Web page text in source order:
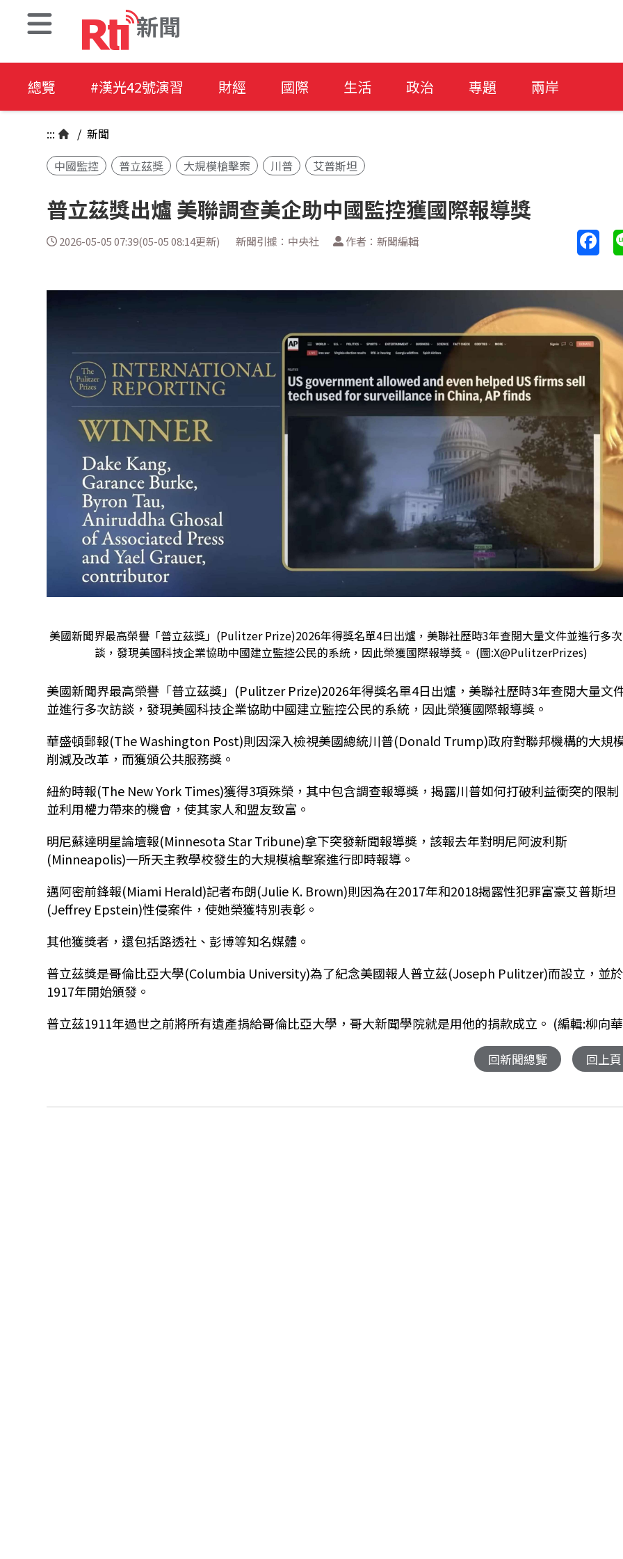
新聞
總覽 #漢光42號演習 財經 國際 生活 政治 專題 兩岸
::: / 新聞
中國監控
普立茲獎 大規模槍擊案 川普 艾普斯坦
普立茲獎出爐 美聯調查美企助中國監控獲國際報導獎
2026-05-05 07:39(05-05 08:14更新) 新聞引據：中央社 作者：新聞編輯
美國新聞界最高榮譽「普立茲獎」(Pulitzer Prize)2026年得獎名單4日出爐，美聯社歷時3年查閱大量文件並進行多
談，發現美國科技企業協助中國建立監控公民的系統，因此榮獲國際報導獎。 (圖:X@PulitzerPrizes)
美國新聞界最高榮譽「普立茲獎」(Pulitzer Prize)2026年得獎名單4日出爐，美聯社歷時3年查閱大量文
並進行多次訪談，發現美國科技企業協助中國建立監控公民的系統，因此榮獲國際報導獎。
華盛頓郵報(The Washington Post)則因深入檢視美國總統川普(Donald Trump)政府對聯邦機構的大規
削減及改革，而獲頒公共服務獎。
紐約時報(The New York Times)獲得3項殊榮，其中包含調查報導獎，揭露川普如何打破利益衝突的限制
並利用權力帶來的機會，使其家人和盟友致富。
明尼蘇達明星論壇報(Minnesota Star Tribune)拿下突發新聞報導獎，該報去年對明尼阿波利斯
(Minneapolis)一所天主教學校發生的大規模槍擊案進行即時報導。
邁阿密前鋒報(Miami Herald)記者布朗(Julie K. Brown)則因為在2017年和2018揭露性犯罪富豪艾普斯坦
(Jeffrey Epstein)性侵案件，使她榮獲特別表彰。
其他獲獎者，還包括路透社、彭博等知名媒體。
普立茲獎是哥倫比亞大學(Columbia University)為了紀念美國報人普立茲(Joseph Pulitzer)而設立，並於
1917年開始頒發。
普立茲1911年過世之前將所有遺產捐給哥倫比亞大學，哥大新聞學院就是用他的捐款成立。 (編輯:柳向
回新聞總覽 回上頁